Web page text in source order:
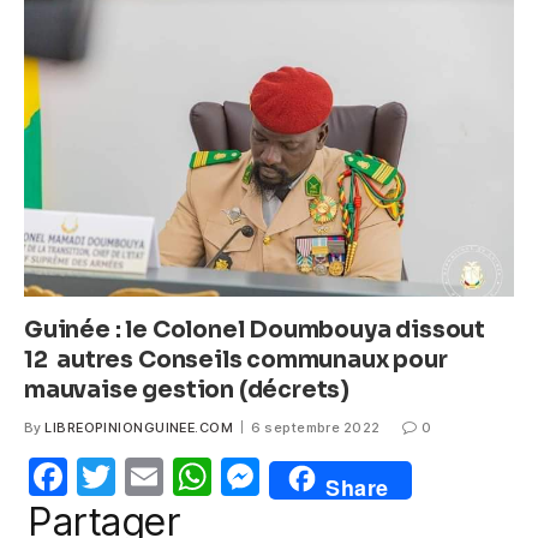
b
o
p
g
er
Guinée : le Colonel Doumbouya dissout
12 autres Conseils communaux pour
mauvaise gestion (décrets)
By LIBREOPINIONGUINEE.COM 6 septembre 2022 0
F
a
T
w
E
m
W M
e
Share
Partager